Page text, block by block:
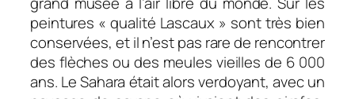
peintures « qualité Lascaux » sont très bien
conservées, et il n’est pas rare de rencontrer
des flèches ou des meules vieilles de 6 000
ans. Le Sahara était alors verdoyant, avec un